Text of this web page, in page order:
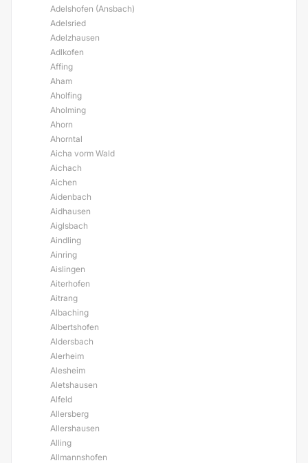
Adelshofen (Ansbach)
Adelsried
Adelzhausen
Adlkofen
Affing
Aham
Aholfing
Aholming
Ahorn
Ahorntal
Aicha vorm Wald
Aichach
Aichen
Aidenbach
Aidhausen
Aiglsbach
Aindling
Ainring
Aislingen
Aiterhofen
Aitrang
Albaching
Albertshofen
Aldersbach
Alerheim
Alesheim
Aletshausen
Alfeld
Allersberg
Allershausen
Alling
Allmannshofen